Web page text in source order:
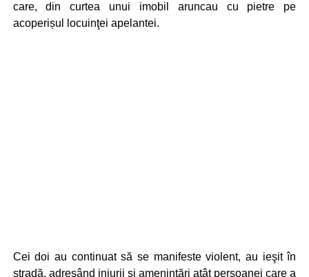
care, din curtea unui imobil aruncau cu pietre pe
acoperișul locuinţei apelantei.
Cei doi au continuat să se manifeste violent, au ieşit în
stradă, adresând injurii şi ameninţări atât persoanei care a